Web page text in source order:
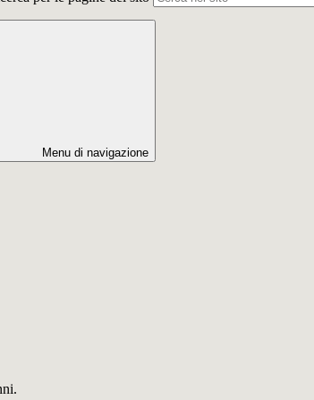
Menu di navigazione